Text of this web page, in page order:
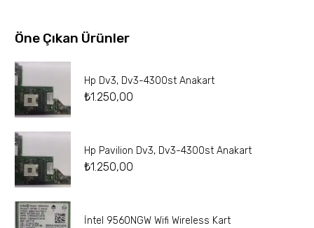
Öne Çıkan Ürünler
Hp Dv3, Dv3-4300st Anakart
₺1.250,00
Hp Pavilion Dv3, Dv3-4300st Anakart
₺1.250,00
İntel 9560NGW Wifi Wireless Kart